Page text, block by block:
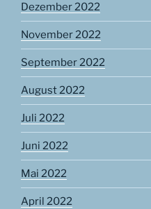
Dezember 2022
November 2022
September 2022
August 2022
Juli 2022
Juni 2022
Mai 2022
April 2022